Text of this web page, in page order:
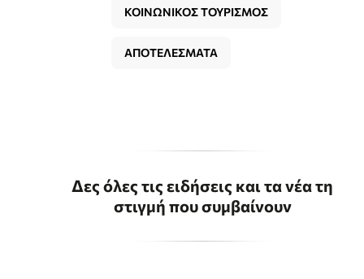
ΚΟΙΝΩΝΙΚΟΣ ΤΟΥΡΙΣΜΟΣ
ΑΠΟΤΕΛΕΣΜΑΤΑ
Δες όλες τις ειδήσεις και τα νέα τη
στιγμή που συμβαίνουν